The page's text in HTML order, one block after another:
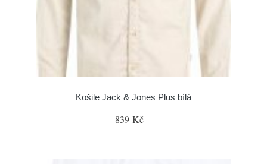
Košile Jack & Jones Plus bílá
839 Kč